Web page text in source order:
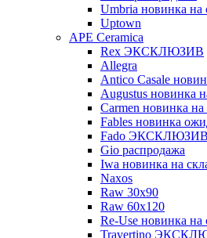
Umbria новинка на
Uptown
APE Ceramica
Rex ЭКСКЛЮЗИВ
Allegra
Antico Casale
Augustus новинка
Carmen новинка на
Fables новинка
Fado ЭКСКЛЮЗИВ
Gio распродажа
Iwa новинка на
Naxos
Raw 30x90
Raw 60х120
Re-Use новинка на
Travertino